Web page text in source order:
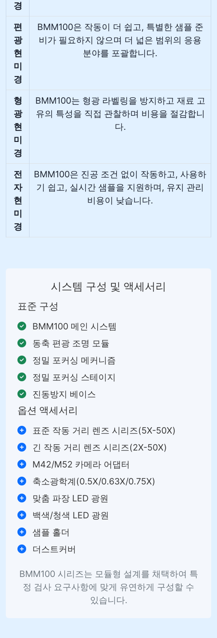
경
편
광
현
미
경
BMM100은 작동이 더 쉽고, 특별한 샘플 준
비가 필요하지 않으며 더 넓은 범위의 응용
분야를 포괄합니다.
형
광
현
미
경
BMM100는 형광 라벨링을 방지하고 재료 고
유의 특성을 직접 관찰하며 비용을 절감합니
다.
전
자
현
미
경
BMM100은 진공 조건 없이 작동하고, 사용하
기 쉽고, 실시간 샘플을 지원하며, 유지 관리
비용이 낮습니다.
시스템 구성 및 액세서리
표준 구성
BMM100 메인 시스템
동축 편광 조명 모듈
정밀 포커싱 메커니즘
정밀 포커싱 스테이지
진동방지 베이스
옵션 액세서리
표준 작동 거리 렌즈 시리즈(5X-50X)
긴 작동 거리 렌즈 시리즈(2X-50X)
M42/M52 카메라 어댑터
축소광학계(0.5X/0.63X/0.75X)
맞춤 파장 LED 광원
백색/청색 LED 광원
샘플 홀더
더스트커버
BMM100 시리즈는 모듈형 설계를 채택하여 특
정 검사 요구사항에 맞게 유연하게 구성할 수
있습니다.